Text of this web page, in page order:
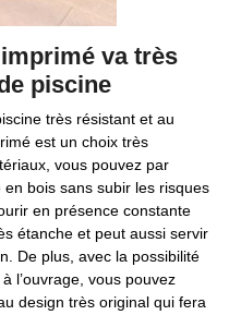
va très
piscine
très résistant et au
est un choix très
vous pouvez par
bois sans subir les risques
en présence constante
étanche et peut aussi servir
De plus, avec la possibilité
l’ouvrage, vous pouvez
design très original qui fera